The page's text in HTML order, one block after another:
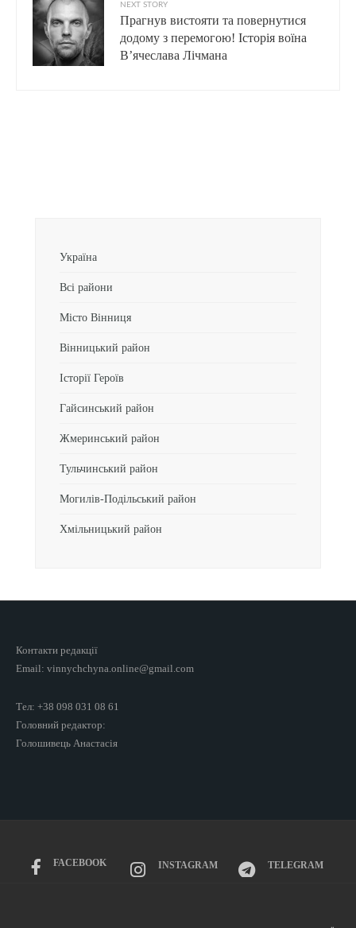
NEXT STORY
Прагнув вистояти та повернутися
додому з перемогою! Історія воїна
В’ячеслава Лічмана
Україна
Всі райони
Місто Вінниця
Вінницький район
Історії Героїв
Гайсинський район
Жмеринський район
Тульчинський район
Могилів-Подільський район
Хмільницький район
Контакти редакції
Email: vinnychchyna.online@gmail.com
Тел: +38 098 031 08 61
Головний редактор:
Голошивець Анастасія
FACEBOOK INSTAGRAM TELEGRAM